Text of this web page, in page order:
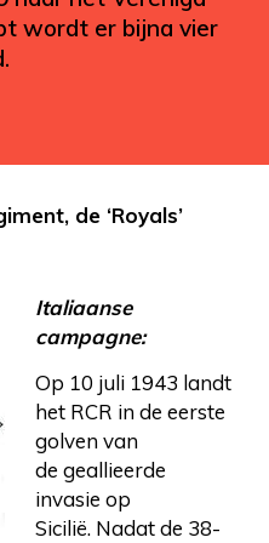
wordt er bijna vier
de ‘Royals’
Italiaanse
campagne:
Op 10 juli 1943 landt
het RCR in de eerste
golven van
de geallieerde
invasie op
Sicilië. Nadat de 38-